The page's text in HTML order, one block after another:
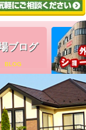
ブログ
BLOG